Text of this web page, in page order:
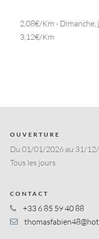
2,08€/Km -
3,12€/Km
OUVERTURE
Du 01/01/2026 au 31/
Tous les jours
CONTACT
+33 6 85 59 40 88